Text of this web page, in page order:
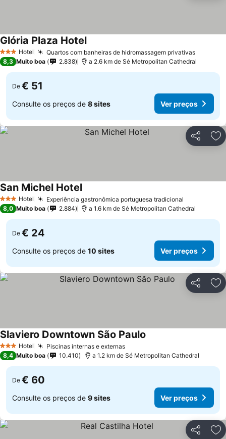
3 EstrelasHotel Quartos com banheiras de hidromassagem privativas
Glória Plaza Hotel
8,3 Muito boa 2.838 a 2.6 km de Sé Metropolitan Cathedral
De € 51
Consulte os preços de 8 sites Ver preços
Partilhar
3 EstrelasHotel Experiência gastronômica portuguesa tradicional
San Michel Hotel
8,0 Muito boa 2.884 a 1.6 km de Sé Metropolitan Cathedral
De € 24
Consulte os preços de 10 sites Ver preços
Partilhar
3 EstrelasHotel Piscinas internas e externas
Slaviero Downtown São Paulo
8,4 Muito boa 10.410 a 1.2 km de Sé Metropolitan Cathedral
De € 60
Consulte os preços de 9 sites Ver preços
Partilhar